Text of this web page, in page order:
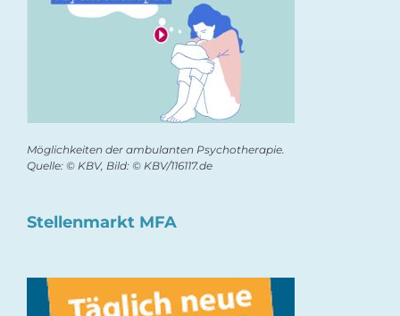
Möglichkeiten der ambulanten Psychotherapie.
Quelle: © KBV, Bild: © KBV/116117.de
Stellenmarkt MFA